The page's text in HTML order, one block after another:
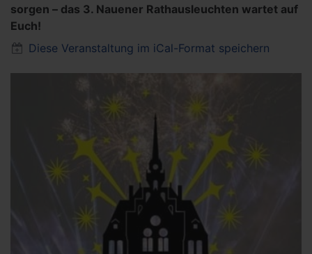
sorgen – das 3. Nauener Rathausleuchten wartet auf
Euch!
Diese Veranstaltung im iCal-Format speichern